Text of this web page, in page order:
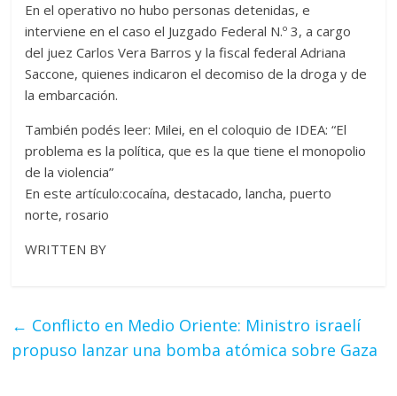
En el operativo no hubo personas detenidas, e
interviene en el caso el Juzgado Federal N.º 3, a cargo
del juez Carlos Vera Barros y la fiscal federal Adriana
Saccone, quienes indicaron el decomiso de la droga y de
la embarcación.
También podés leer: Milei, en el coloquio de IDEA: “El
problema es la política, que es la que tiene el monopolio
de la violencia”
En este artículo:cocaína, destacado, lancha, puerto
norte, rosario
WRITTEN BY
← Conflicto en Medio Oriente: Ministro israelí
propuso lanzar una bomba atómica sobre Gaza